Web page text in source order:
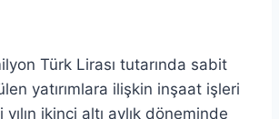
Türk Lirası tutarında sabit
yatırımlara ilişkin inşaat işleri
ikinci altı aylık döneminde